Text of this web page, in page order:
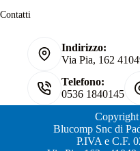
Contatti
Indirizzo:
Via Pia, 162
Telefono:
0536 1840145
Blucomp Snc di
P.IVA e C.F.